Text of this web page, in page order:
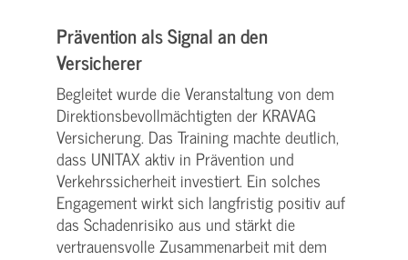
Prävention als Signal an den
Versicherer
Begleitet wurde die Veranstaltung von dem
Direktionsbevollmächtigten der KRAVAG
Versicherung. Das Training machte deutlich,
dass UNITAX aktiv in Prävention und
Verkehrssicherheit investiert. Ein solches
Engagement wirkt sich langfristig positiv auf
das Schadenrisiko aus und stärkt die
vertrauensvolle Zusammenarbeit mit dem